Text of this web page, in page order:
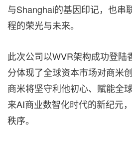
与Shanghai的基因印记，也串
程的荣光与未来。
此次公司以WVR架构成功登陆
分体现了全球资本市场对商米
商米将坚守利他初心、赋能全
来AI商业数智化时代的新纪元
秩序。